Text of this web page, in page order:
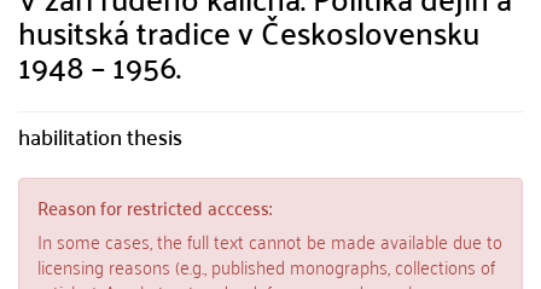
husitská tradice v Československu
1948 – 1956.
habilitation thesis
Reason for restricted acccess:
In some cases, the full text cannot be made available due to
licensing reasons (e.g., published monographs, collections of